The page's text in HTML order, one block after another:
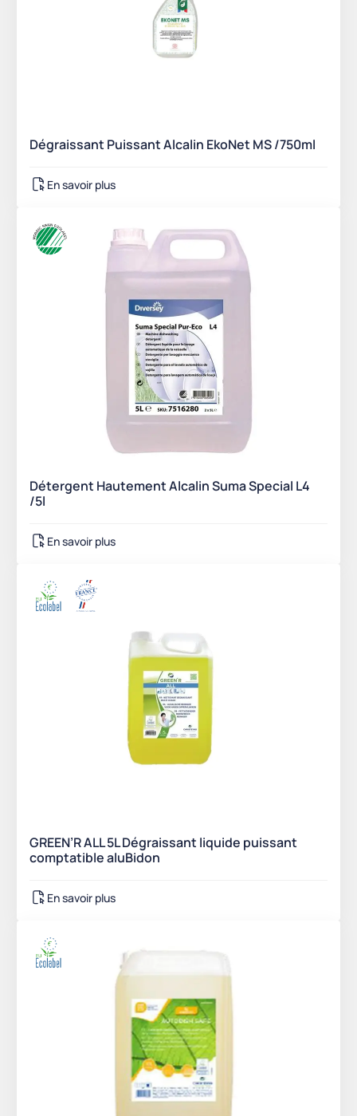
Dégraissant Puissant Alcalin EkoNet MS /750ml
En savoir plus
Détergent Hautement Alcalin Suma Special L4
/5l
En savoir plus
GREEN’R ALL 5L Dégraissant liquide puissant
comptatible aluBidon
En savoir plus